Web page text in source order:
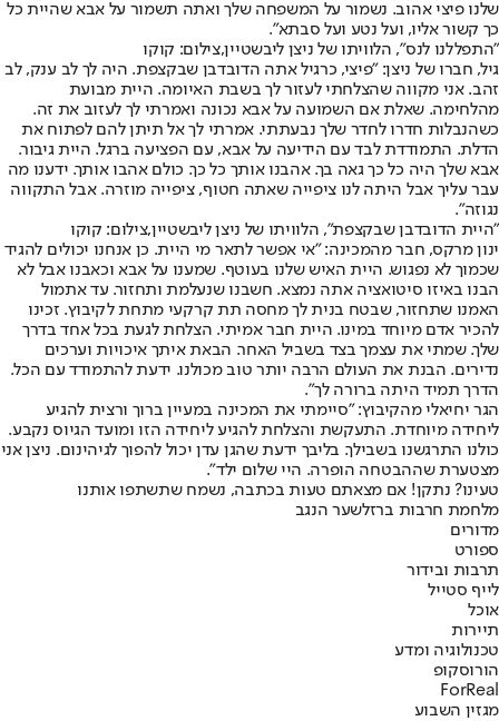
שלנו פיצי אהוב. נשמור על המשפחה שלך ואתה תשמור על אבא שהיית כל
כך קשור אליו, ועל נטע ועל סבתא".
"התפללנו לנס", הלוויתו של ניצן ליבשטיין,צילום: קוקו
גיל, חברו של ניצן: "פיצי, כרגיל אתה הדובדבן שבקצפת. היה לך לב ענק, לב
זהב. אני מקווה שהצלחתי לעזור לך בשבת האיומה. היית מבועת
מהלחימה. שאלת אם השמועה על אבא נכונה ואמרתי לך לעזוב את זה.
כשהנבלות חדרו לחדר שלך נבעתתי. אמרתי לך אל תיתן להם לפתוח את
הדלת. התמודדת לבד עם הידיעה על אבא, עם הפציעה ברגל. היית גיבור.
אבא שלך היה כל כך גאה בך. אהבנו אותך כל כך. כולם אהבו אותך. ידענו מה
עבר עליך אבל היתה לנו ציפייה שאתה חטוף, ציפייה מוזרה. אבל התקווה
נגוזה".
"היית הדובדבן שבקצפת", הלוויתו של ניצן ליבשטיין,צילום: קוקו
ינון מרקס, חבר מהמכינה: "אי אפשר לתאר מי היית. כן אנחנו יכולים להגיד
שכמוך לא נפגוש. היית האיש שלנו בעוטף. שמענו על אבא וכאבנו אבל לא
הבנו באיזו סיטואציה אתה נמצא. חשבנו שנעלמת ותחזור. עד אתמול
האמנו שתחזור, שבטח בנית לך מחסה תת קרקעי מתחת לקיבוץ. זכינו
להכיר אדם מיוחד במינו. היית חבר אמיתי. הצלחת לגעת בכל אחד בדרך
שלך. שמתי את עצמך בצד בשביל האחר. הבאת איתך איכויות וערכים
נדירים. הבנת את העולם הרבה יותר טוב מכולנו. ידעת להתמודד עם הכל.
הדרך תמיד היתה ברורה לך".
הגר יחיאלי מהקיבוץ: "סיימתי את המכינה במעיין ברוך ורצית להגיע
ליחידה מיוחדת. התעקשת והצלחת להגיע ליחידה הזו ומועד הגיוס נקבע.
כולנו התרגשנו בשבילך. בליבך ידעת שהגן עדן יכול להפוך לגיהינום. ניצן אני
מצטערת שההבטחה הופרה. היי שלום ילד".
טעינו? נתקן! אם מצאתם טעות בכתבה, נשמח שתשתפו אותנו
מלחמת חרבות ברזלשער הנגב
מדורים
ספורט
תרבות ובידור
לייף סטייל
אוכל
תיירות
טכנולוגיה ומדע
הורוסקופ
ForReal
מגזין השבוע